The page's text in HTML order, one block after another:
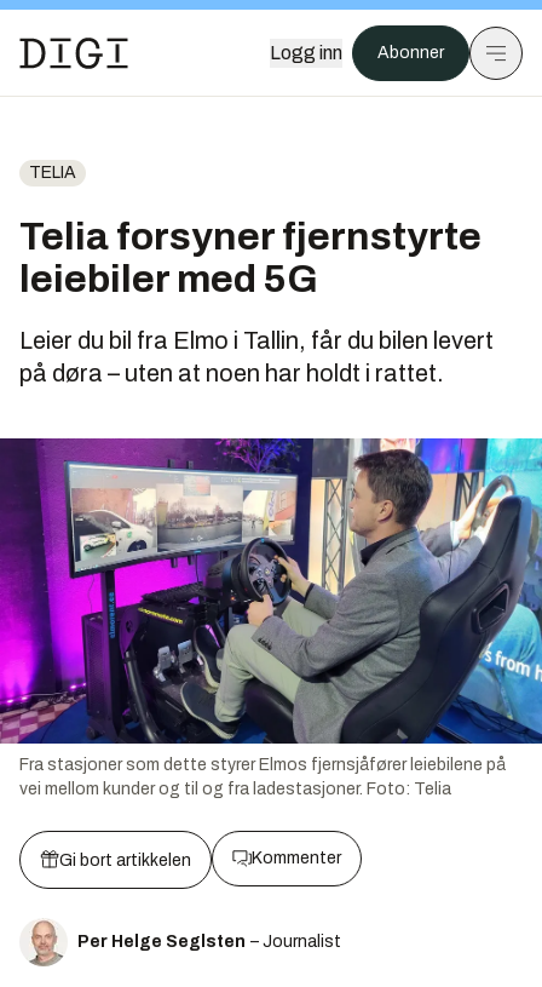
Logg inn Abonner
TELIA
Telia forsyner fjernstyrte
leiebiler med 5G
Leier du bil fra Elmo i Tallin, får du bilen levert
på døra – uten at noen har holdt i rattet.
Fra stasjoner som dette styrer Elmos fjernsjåfører leiebilene på
vei mellom kunder og til og fra ladestasjoner. Foto: Telia
Gi bort artikkelen Kommenter
Per Helge Seglsten – Journalist